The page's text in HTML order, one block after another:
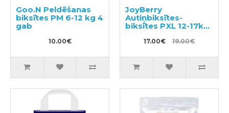
Goo.N Peldēšanas
biksītes PM 6-12 kg 4
gab
10.00€
JoyBerry
Autiņbiksītes-
biksītes PXL 12-17kg
17.00€ 19.00€